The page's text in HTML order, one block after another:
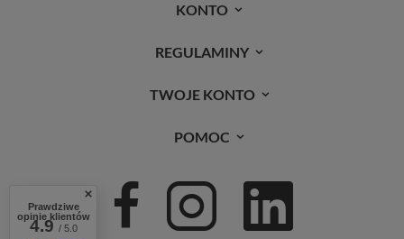
KONTO
REGULAMINY
TWOJE KONTO
POMOC
Prawdziwe
opinie klientów
4.9/ 5.0